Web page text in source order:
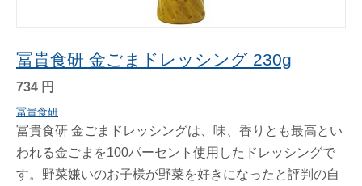
冨貴食研 金ごまドレッシング 230g
734 円
冨貴食研
冨貴食研 金ごまドレッシングは、味、香りとも最高とい
われる金ごまを100パーセント使用したドレッシングで
す。野菜嫌いのお子様が野菜を好きになったと評判の自